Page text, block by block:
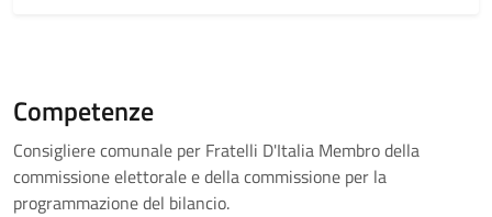
Competenze
Consigliere comunale per Fratelli D'Italia Membro della
commissione elettorale e della commissione per la
programmazione del bilancio.